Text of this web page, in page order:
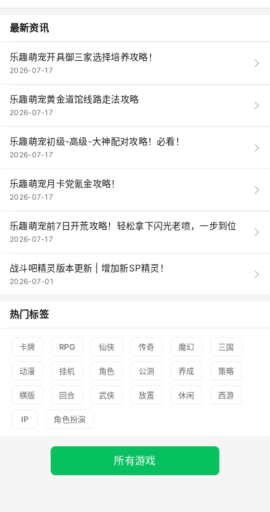
最新资讯
乐趣萌宠开具御三家选择培养攻略！
2026-07-17
乐趣萌宠黄金道馆线路走法攻略
2026-07-17
乐趣萌宠初级-高级-大神配对攻略！必看！
2026-07-17
乐趣萌宠月卡党氪金攻略！
2026-07-17
乐趣萌宠前7日开荒攻略！轻松拿下闪光老喷，一步到位
2026-07-17
战斗吧精灵版本更新 | 增加新SP精灵！
2026-07-01
热门标签
卡牌 RPG 仙侠 传奇 魔幻 三国
动漫 挂机 角色 公测 养成 策略
横版 回合 武侠 放置 休闲 西游
IP 角色扮演
所有游戏